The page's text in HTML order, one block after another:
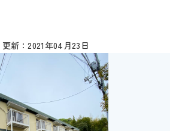
2021年04月23日